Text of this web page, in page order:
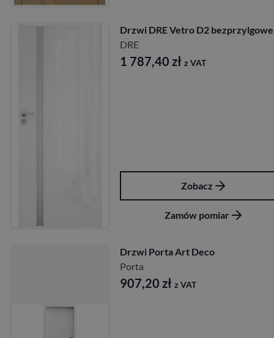
Drzwi DRE Vetro D2 bezprzylgowe
DRE
1 787,40 zł z VAT
Zobacz
Zamów pomiar
Drzwi Porta Art Deco
Porta
907,20 zł z VAT